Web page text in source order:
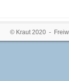
© Kraut 2020 -